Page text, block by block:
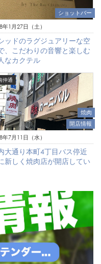
ショットバー
年1月27日（土）
ッドのラグジュアリーな空
、こだわりの音響と楽しむ
なカクテル
仲通
焼肉
開店情報
年7月11日（水）
大通り本町4丁目バス停近
新しく焼肉店が開店してい